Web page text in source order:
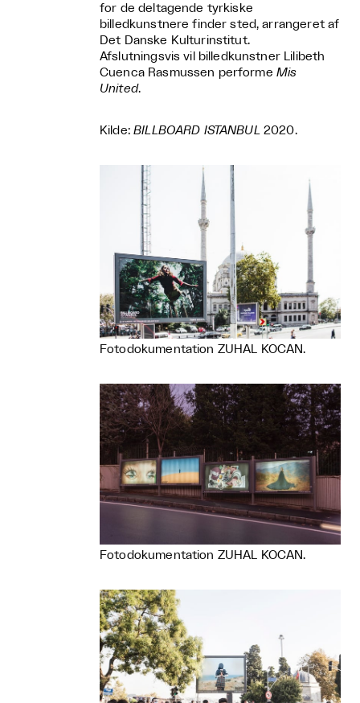
for de deltagende tyrkiske
billedkunstnere finder sted, arrangeret af
Det Danske Kulturinstitut.
Afslutningsvis vil billedkunstner Lilibeth
Cuenca Rasmussen performe Mis
United.
Kilde:BILLBOARD ISTANBUL2020.
Fotodokumentation ZUHAL KOCAN.
Fotodokumentation ZUHAL KOCAN.